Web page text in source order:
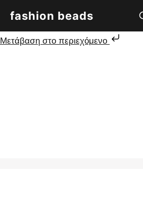
fashion beads
Μετάβαση στο περιεχόμενο